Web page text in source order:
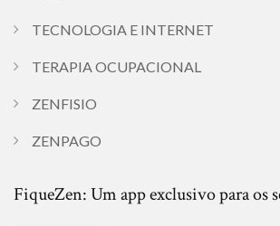
TECNOLOGIA E INTERNET
TERAPIA OCUPACIONAL
ZENFISIO
ZENPAGO
FiqueZen: Um app exclusivo para os